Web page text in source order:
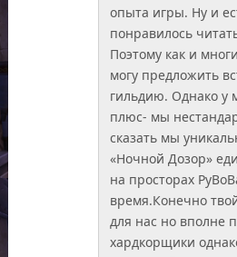
опыта игры. Ну и
понравилось
Поэтому как и
могу предложить
гильдию. Однако у
плюс- мы
сказать мы
«Ночной Дозор»
на просторах
время.Конечно
для нас но вполне
хардкорщики